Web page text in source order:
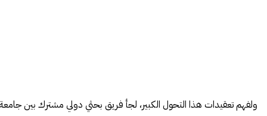
ولفهم تعقيدات هذا التحول الكبير، لجأ فريق بحثي دولي مشترك بين